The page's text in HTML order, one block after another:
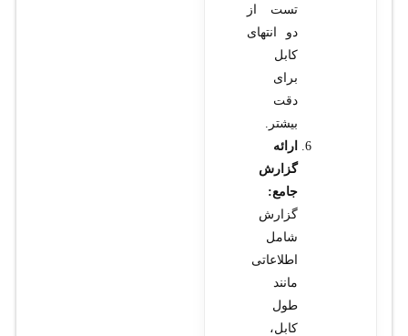
تست از
دو انتهای
کابل
برای
دقت
بیشتر.
ارائه
گزارش
جامع:
گزارش
شامل
اطلاعاتی
مانند
طول
کابل،